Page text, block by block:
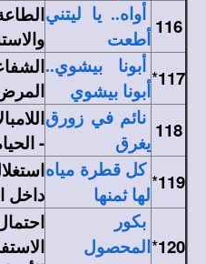
116
أواه.. يا ليتني
أطعت
117
* أبونا بيشوي..
أبونا بيشوي
118 نائم في زورق
يغرق
-
119
* كل قطرة مياه
لها ثمنها
داخل
120
*
بكور
المحصول